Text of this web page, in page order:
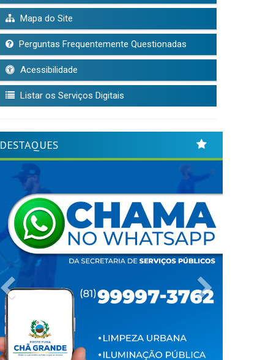
Mapa do Site
Perguntas Frequentemente Questionadas
Acessibilidade
Listar os Serviços Digitais
DESTAQUES
Previous